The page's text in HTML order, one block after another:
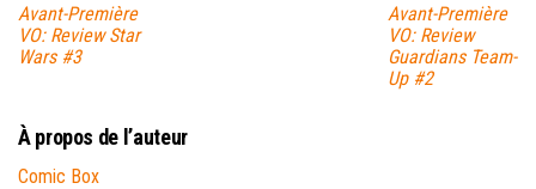
Avant-Première
VO: Review Star
Wars #3
Avant-Première
VO: Review
Guardians Team-
Up #2
À propos de l’auteur
Comic Box